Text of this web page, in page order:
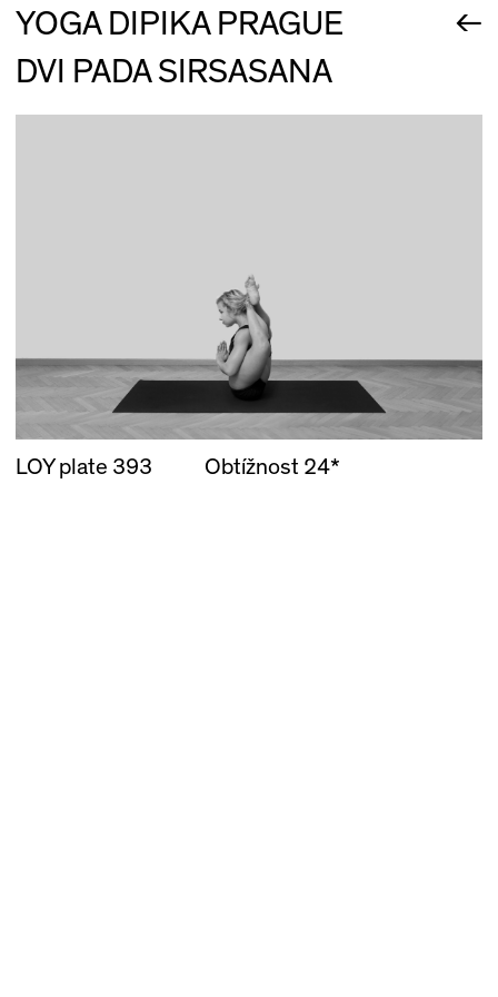
YOGA DIPIKA PRAGUE
←
DVI PADA SIRSASANA
LOY plate 393 Obtížnost 24*